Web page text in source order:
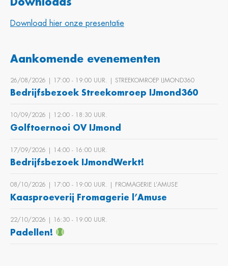
Download hier onze presentatie
Aankomende evenementen
26/08/2026 | 17:00 ‐ 19:00 UUR. | STREEKOMROEP IJMOND360
Bedrijfsbezoek Streekomroep IJmond360
10/09/2026 | 12:00 ‐ 18:30 UUR.
Golftoernooi OV IJmond
17/09/2026 | 14:00 ‐ 16:00 UUR.
Bedrijfsbezoek IJmondWerkt!
08/10/2026 | 17:00 ‐ 19:00 UUR. | FROMAGERIE L’AMUSE
Kaasproeverij Fromagerie l’Amuse
22/10/2026 | 16:30 ‐ 19:00 UUR.
Padellen!